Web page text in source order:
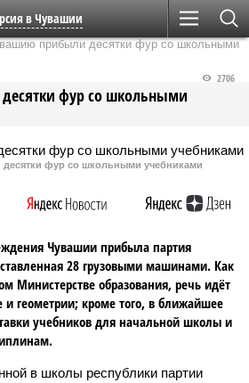
в Чувашии
прибыли десятки фур со школьными
фур со школьными
2706
фур со школьными учебниками
Чувашии прибыла партия
28 грузовыми машинами. Как
Министерстве образования, речь идёт
и геометрии; кроме того, в ближайшее
учебников для начальной школы и
в школы республики партии